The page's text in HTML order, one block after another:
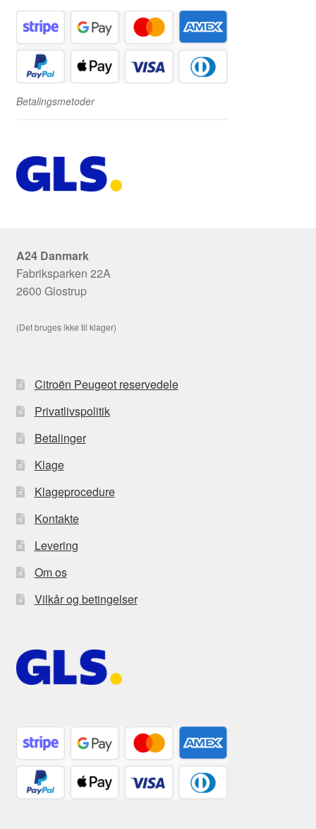
Betalingsmetoder
A24 Danmark
Fabriksparken 22A
2600 Glostrup
(Det bruges ikke til klager)
Citroën Peugeot reservedele
Privatlivspolitik
Betalinger
Klage
Klageprocedure
Kontakte
Levering
Om os
Vilkår og betingelser